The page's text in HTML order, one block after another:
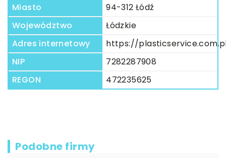
Miasto
94-312 Łódź
Województwo
Łódzkie
Adres internetowy
https://
NIP
7282287908
REGON
472235625
Podobne firmy